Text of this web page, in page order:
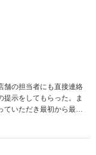
舗の担当者にも直接連絡
提示をしてもらった。ま
ていただき最初から最後